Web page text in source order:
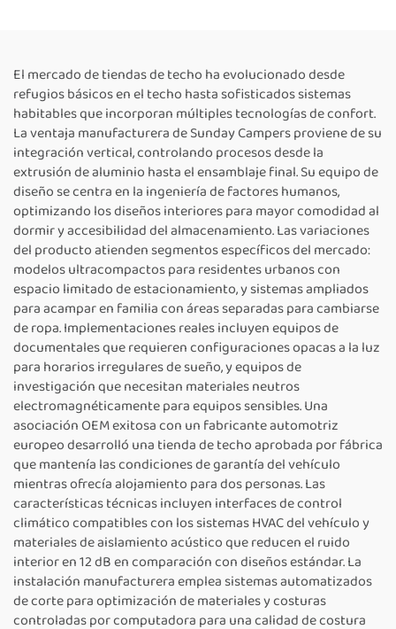
El mercado de tiendas de techo ha evolucionado desde
refugios básicos en el techo hasta sofisticados sistemas
habitables que incorporan múltiples tecnologías de confort.
La ventaja manufacturera de Sunday Campers proviene de su
integración vertical, controlando procesos desde la
extrusión de aluminio hasta el ensamblaje final. Su equipo de
diseño se centra en la ingeniería de factores humanos,
optimizando los diseños interiores para mayor comodidad al
dormir y accesibilidad del almacenamiento. Las variaciones
del producto atienden segmentos específicos del mercado:
modelos ultracompactos para residentes urbanos con
espacio limitado de estacionamiento, y sistemas ampliados
para acampar en familia con áreas separadas para cambiarse
de ropa. Implementaciones reales incluyen equipos de
documentales que requieren configuraciones opacas a la luz
para horarios irregulares de sueño, y equipos de
investigación que necesitan materiales neutros
electromagnéticamente para equipos sensibles. Una
asociación OEM exitosa con un fabricante automotriz
europeo desarrolló una tienda de techo aprobada por fábrica
que mantenía las condiciones de garantía del vehículo
mientras ofrecía alojamiento para dos personas. Las
características técnicas incluyen interfaces de control
climático compatibles con los sistemas HVAC del vehículo y
materiales de aislamiento acústico que reducen el ruido
interior en 12 dB en comparación con diseños estándar. La
instalación manufacturera emplea sistemas automatizados
de corte para optimización de materiales y costuras
controladas por computadora para una calidad de costura